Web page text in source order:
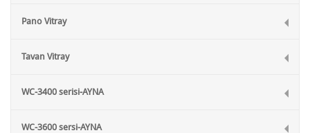
Pano Vitray
Tavan Vitray
WC-3400 serisi-AYNA
WC-3600 sersi-AYNA